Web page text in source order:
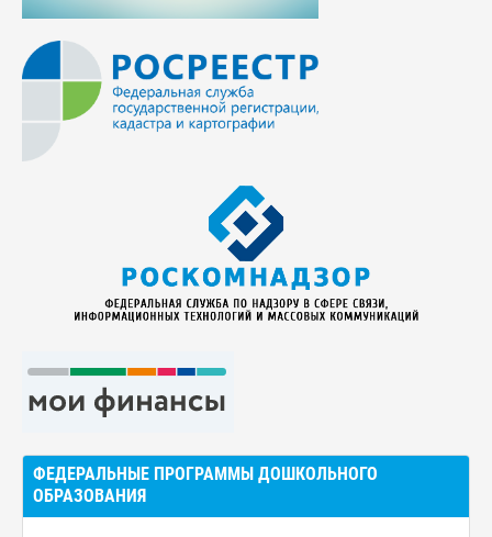
ФЕДЕРАЛЬНЫЕ ПРОГРАММЫ ДОШКОЛЬНОГО
ОБРАЗОВАНИЯ